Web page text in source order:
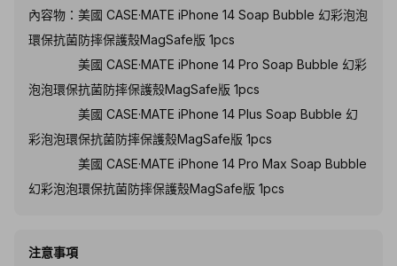
內容物：美國 CASE·MATE iPhone 14 Soap Bubble 幻彩泡泡
環保抗菌防摔保護殼MagSafe版 1pcs
美國 CASE·MATE iPhone 14 Pro Soap Bubble 幻彩
泡泡環保抗菌防摔保護殼MagSafe版 1pcs
美國 CASE·MATE iPhone 14 Plus Soap Bubble 幻
彩泡泡環保抗菌防摔保護殼MagSafe版 1pcs
美國 CASE·MATE iPhone 14 Pro Max Soap Bubble
幻彩泡泡環保抗菌防摔保護殼MagSafe版 1pcs
注意事項